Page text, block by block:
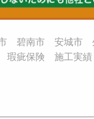
碧南市 安城市
疵保険 施工実